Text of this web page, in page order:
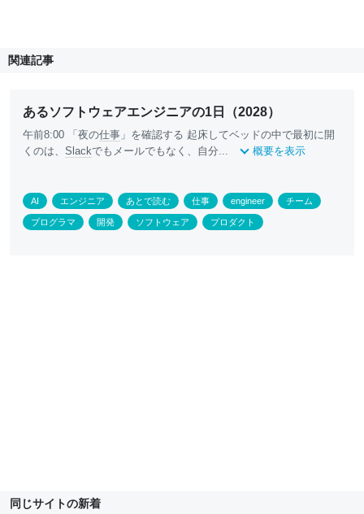
関連記事
あるソフトウェアエンジニアの1日（2028）
午前8:00 「夜の仕事 」を確認する 起床してベッドの中で最初に開
くのは、 Slackでもメールでもなく、自分... 概要を表示
AI エンジニア あとで読む 仕事 engineer チーム
プログラマ 開発 ソフトウェア プロダクト
同じサイトの新着